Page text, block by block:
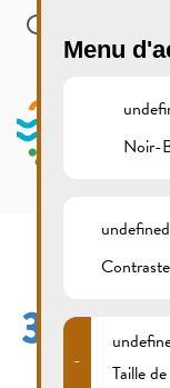
Skip to main content
Menu
Noir-
undefined
-
Taille